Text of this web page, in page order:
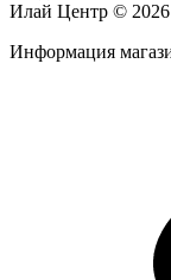
Илай Центр © 2026
Информация